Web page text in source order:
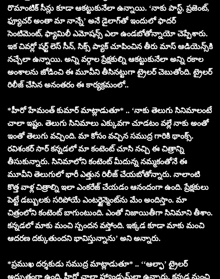
రొమాంటిక్ సీన్లు కూడా ఆకట్టుకునేలా ఉన్నాయి. ‘నాకు పాస్ట్, ప్రజెంట్,
ఫ్యూచర్ అంతా మా నాన్నే’ అనే డైలాగ్‌తో ఇందులో ఫాదర్
సెంటిమెంట్, ఫ్యామిలీ ఎమోషన్స్‌ ఎలా ఉండబోతోన్నాయో చెప్పేశారు.
ఇక చివర్లో షర్ట్ లెస్ సీన్, సిక్స్ ప్యాక్ చూపించిన తీరు మాస్ ఆడియెన్స్‌కి
నచ్చేలా ఉన్నాయి. అన్ని వర్గాల ప్రేక్షకుల్ని ఆకట్టుకునేలా అన్ని రకాల
అంశాలను జోడించి ఈ మూవీని తీసినట్టుగా ట్రైలర్ చెబుతోంది. ట్రైలర్
రిలీజ్ చేసిన అనంతరం ఈ కార్యక్రమంలో..
*హీరో హేమంత్ కుమార్ మాట్లాడుతూ* .. ‘నాకు తెలుగు సినిమాలంటే
చాలా ఇష్టం. తెలుగు సినిమాలు ఎక్కువగా చూడటం వల్లే నాకు అంతో
ఇంతో తెలుగు వచ్చింది. మా కోసం వచ్చిన సముద్ర గారికి థాంక్స్.
రవిశంకర్ సార్ కన్నడలో మా కంటెంట్ చూసి నచ్చి ఈ చిత్రాన్ని
తీసుకున్నారు. సినిమాలోని కంటెంట్ మీదున్న నమ్మకంతోనే ఈ
మూవీని తెలుగులో భారీ ఎత్తున రిలీజ్ చేయబోతోన్నారు. నాలాంటి
కొత్త వాళ్ల చిత్రాల్ని ఇలా ఎంకరేజ్ చేయడం ఆనందంగా ఉంది. ప్రేక్షకులు
పెట్టే డబ్బులకు సరిపోయే ఎంటర్టైన్మెంట్‌ను మేం అందిస్తాం. మా
చిత్రంలోని కంటెంట్ బాగుంటుంది. ఎంతో నిజాయితీగా సినిమాని తీశాం.
కన్నడలో మాకు మంచి స్పందన వస్తోంది. ఇక్కడ కూడా మాకు మంచి
ఆదరణ దక్కుతుందని భావిస్తున్నాను’ అని అన్నారు.
*ప్రముఖ దర్శకుడు సముద్ర మాట్లాడుతూ* .. ‘‘ఆల్ఫా’ ట్రైలర్
అద్భుతంగా ఉంది. హీరో చాలా హ్యాండ్సమ్‌లా ఉన్నారు. కన్నడ నుంచి